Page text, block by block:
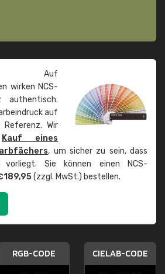
wirken NCS-
authentisch.
auf
Wir
Kauf eines
, um sicher zu sein, dass
Sie können einen NCS-
(zzgl. MwSt.) bestellen.
RGB-CODE CIELAB-CODE